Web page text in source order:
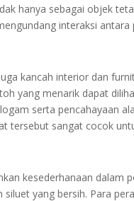
hanya sebagai objek
interaksi antara
kancah interior dan
yang menarik dapat
serta pencahayaan
tersebut sangat cocok
kesederhanaan dalam
yang bersih. Para